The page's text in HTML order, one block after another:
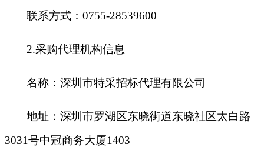
联系方式：0755-28539600
2.采购代理机构信息
名称：深圳市特采招标代理有限公司
地址：深圳市罗湖区东晓街道东晓社区太白路
3031号中冠商务大厦1403